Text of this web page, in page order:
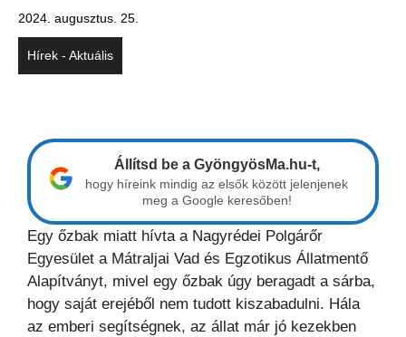
2024. augusztus. 25.
Hírek - Aktuális
Állítsd be a GyöngyösMa.hu-t,
hogy híreink mindig az elsők között jelenjenek
meg a Google keresőben!
Egy őzbak miatt hívta a Nagyrédei Polgárőr
Egyesület a Mátraljai Vad és Egzotikus Állatmentő
Alapítványt, mivel egy őzbak úgy beragadt a sárba,
hogy saját erejéből nem tudott kiszabadulni. Hála
az emberi segítségnek, az állat már jó kezekben